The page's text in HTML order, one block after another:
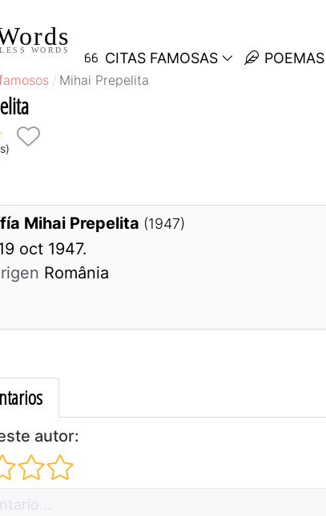
WORDS CITAS FAMOSAS POEMAS
Mihai Prepelita
Mihai Prepelita (1947)
oct 1947.
România
autor: